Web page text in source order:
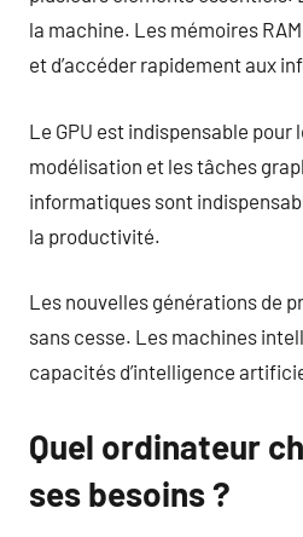
la machine. Les mémoires
et d’accéder rapidement aux
Le GPU est indispensable pour
modélisation et les tâches
informatiques sont
la productivité.
Les nouvelles générations de
sans cesse. Les machines
capacités d’intelligence
Quel ordinateur
ses besoins ?